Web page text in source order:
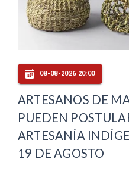
08-08-2026 20:00
ARTESANOS DE
PUEDEN
ARTESANÍA
19 DE AGOSTO